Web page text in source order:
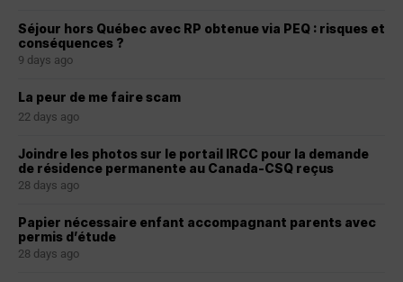
Séjour hors Québec avec RP obtenue via PEQ : risques et
conséquences ?
9 days ago
La peur de me faire scam
22 days ago
Joindre les photos sur le portail IRCC pour la demande
de résidence permanente au Canada-CSQ reçus
28 days ago
Papier nécessaire enfant accompagnant parents avec
permis d’étude
28 days ago